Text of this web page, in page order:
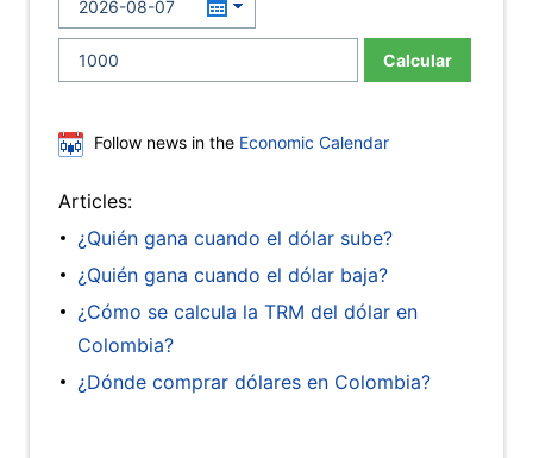
Calcular
Follow news in the Economic Calendar
Articles:
¿Quién gana cuando el dólar sube?
¿Quién gana cuando el dólar baja?
¿Cómo se calcula la TRM del dólar en
Colombia?
¿Dónde comprar dólares en Colombia?